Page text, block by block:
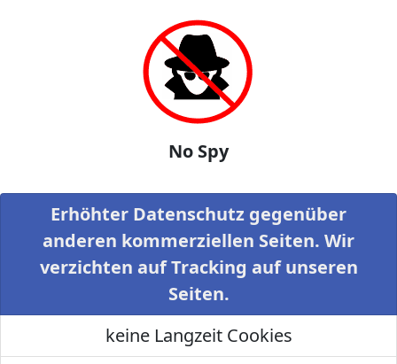
No Spy
Erhöhter Datenschutz gegenüber
anderen kommerziellen Seiten. Wir
verzichten auf Tracking auf unseren
Seiten.
keine Langzeit Cookies